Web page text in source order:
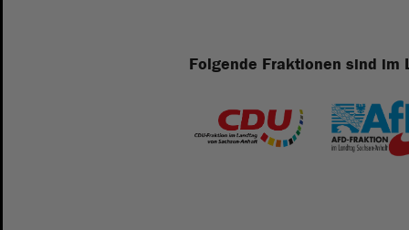
Folgende Fraktionen sind im